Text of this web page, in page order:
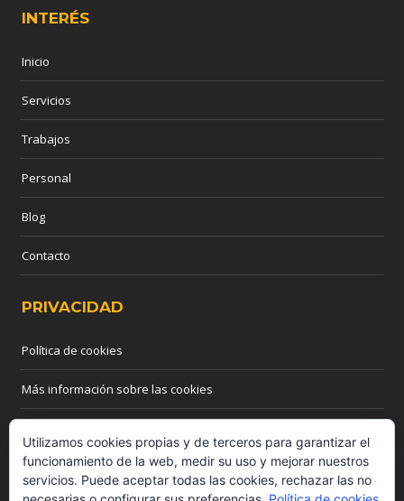
INTERÉS
Inicio
Servicios
Trabajos
Personal
Blog
Contacto
PRIVACIDAD
Política de cookies
Más información sobre las cookies
CONTACTO
Teléfono: 655 03 44 55
Utilizamos cookies propias y de terceros para garantizar el
funcionamiento de la web, medir su uso y mejorar nuestros
servicios. Puede aceptar todas las cookies, rechazar las no